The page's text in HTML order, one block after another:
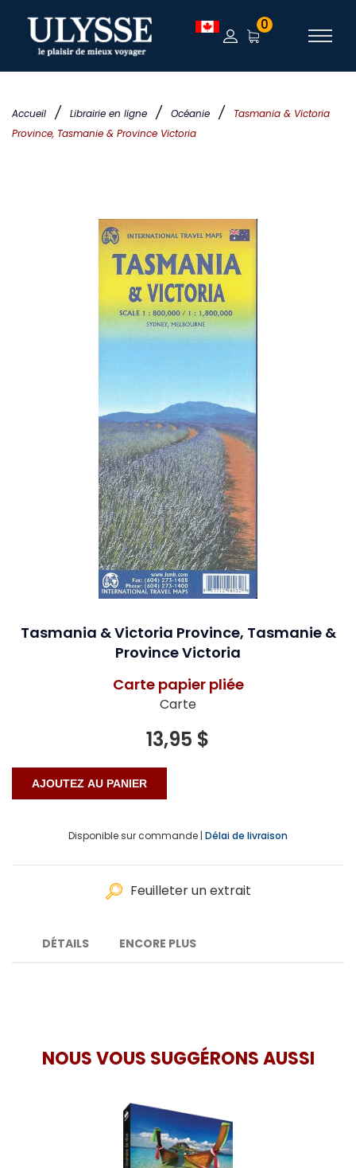
Accueil / Librairie en ligne / Océanie /
Tasmania & Victoria
Province, Tasmanie & Province Victoria
0
Tasmania & Victoria Province, Tasmanie &
Province Victoria
Carte papier pliée
Carte
13,95 $
Disponible sur commande | Délai de livraison
Feuilleter un extrait
DÉTAILS ENCORE PLUS
NOUS VOUS SUGGÉRONS AUSSI